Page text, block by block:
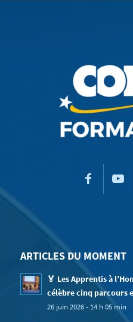
ARTICLES DU MOMENT
🏅 Les Apprentis à
célèbre cinq parcours
26 juin 2026 - 14 h 05 min